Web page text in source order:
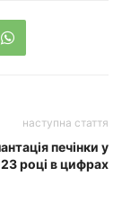
наступна стаття
печінки у
році в цифрах